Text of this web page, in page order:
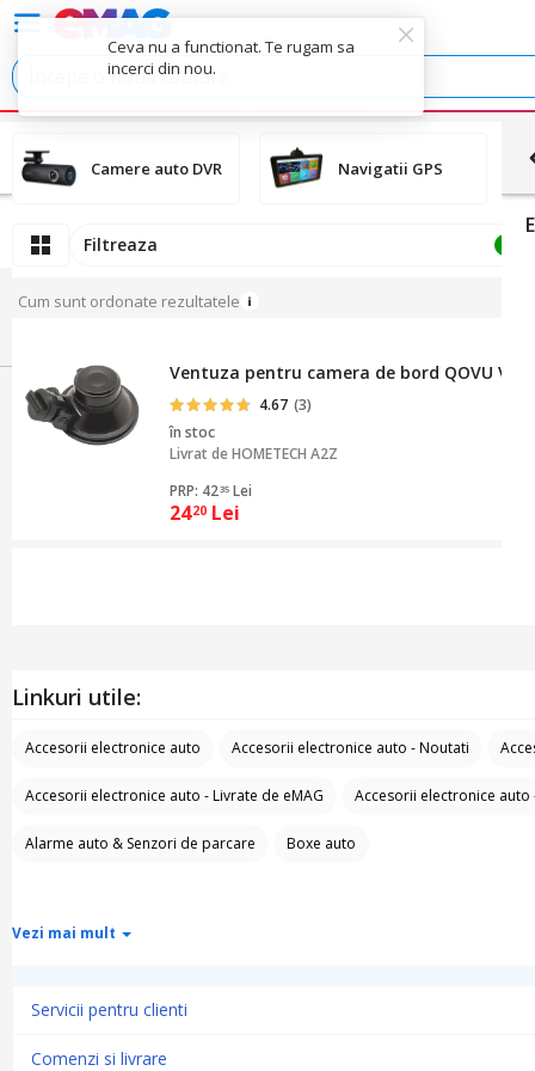
Ceva nu a functionat. Te rugam sa
incerci din nou.
Camere auto DVR Navigatii GPS
Filtreaza
Cum sunt ordonate rezultatele
Ventuza pentru camera de bord QOVU
4.67 (3)
în stoc
Livrat deHOMETECH A2Z
PRP: 4235 Lei
2420 Lei
Linkuri utile:
Accesorii electronice auto Accesorii electronice auto - Noutati
Accesorii electronice auto - Livrate de eMAG Accesorii electronice auto
Alarme auto & Senzori de parcare Boxe auto
Vezi mai mult
Servicii pentru clienti
Comenzi si livrare